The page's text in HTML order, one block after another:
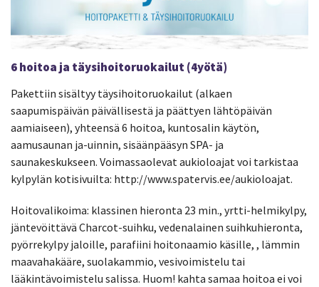
6 hoitoa ja täysihoitoruokailut (4yötä)
Pakettiin sisältyy täysihoitoruokailut (alkaen
saapumispäivän päivällisestä ja päättyen lähtöpäivän
aamiaiseen), yhteensä 6 hoitoa, kuntosalin käytön,
aamusaunan ja-uinnin, sisäänpääsyn SPA- ja
saunakeskukseen. Voimassaolevat aukioloajat voi tarkistaa
kylpylän kotisivuilta: http://www.spatervis.ee/aukioloajat.
Hoitovalikoima: klassinen hieronta 23 min., yrtti-helmikylpy,
jäntevöittävä Charcot-suihku, vedenalainen suihkuhieronta,
pyörrekylpy jaloille, parafiini hoitonaamio käsille, , lämmin
maavahakääre, suolakammio, vesivoimistelu tai
lääkintävoimistelu salissa. Huom! kahta samaa hoitoa ei voi